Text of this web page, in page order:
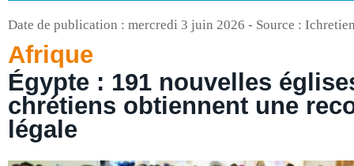
Date de publication : mercredi 3 juin 2026 - Source :
Afrique
Égypte : 191 nouvelles
chrétiens obtiennent une
légale